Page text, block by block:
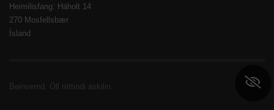
Heimilisfang: Háholt 14
270 Mosfellsbær
Ísland
Beinvernd. Öll réttindi áskilin.